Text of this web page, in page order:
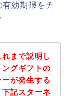
効期限をチ
まで説明し
グギフトの
が発生する
記スターネ